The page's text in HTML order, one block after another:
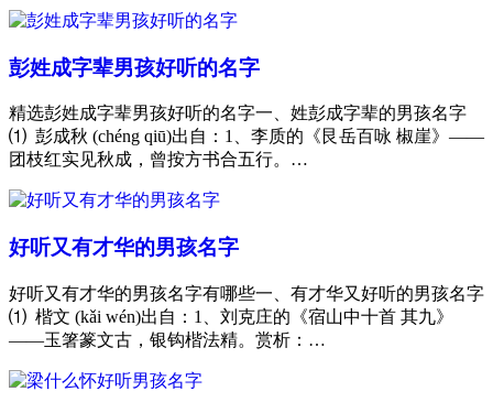
彭姓成字辈男孩好听的名字
精选彭姓成字辈男孩好听的名字一、姓彭成字辈的男孩名字
⑴ 彭成秋 (chéng qiū)出自：1、李质的《艮岳百咏 椒崖》——
团枝红实见秋成，曾按方书合五行。…
好听又有才华的男孩名字
好听又有才华的男孩名字有哪些一、有才华又好听的男孩名字
⑴ 楷文 (kǎi wén)出自：1、刘克庄的《宿山中十首 其九》
——玉箸篆文古，银钩楷法精。赏析：…